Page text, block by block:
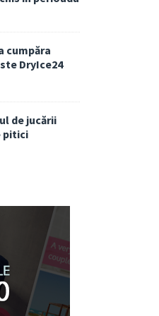
cumpăra
DryIce24
de jucării
pitici